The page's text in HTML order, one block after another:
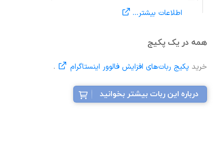
اطلاعات بیشتر...
همه در یک پکیج
خرید پکیج ربات‌های افزایش فالوور اینستاگرام .
درباره این ربات بیشتر بخوانید